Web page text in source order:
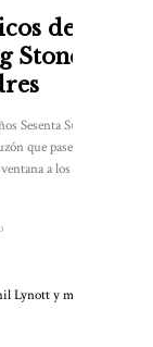
de los
Sesenta Subiendo
que pasea por
a los lugares